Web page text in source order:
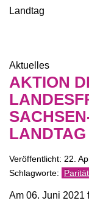
Landtag
Aktuelles
AKTION
LANDTAG
Veröffentlicht: 22.
Parität
Am 06. Juni 2021